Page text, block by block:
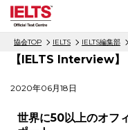
協会TOP IELTS IELTS編集部
【IELTS Interview
2020年06月18日
世界に50以上のオフ